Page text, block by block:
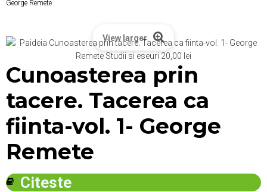
George Remete
View larger
Cunoasterea prin
tacere. Tacerea ca
fiinta-vol. 1- George
Remete
Citeste